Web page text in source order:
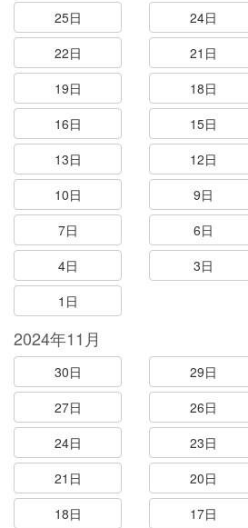
25日
24日
22日
21日
19日
18日
16日
15日
13日
12日
10日
9日
7日
6日
4日
3日
1日
2024年11月
30日 29日
27日
26日
24日
23日
21日
20日
18日
17日